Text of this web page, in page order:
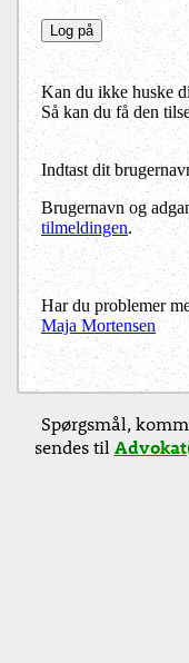
Kan du ikke huske
Så kan du få den
Indtast dit
Brugernavn og
tilmeldingen.
Har du problemer
Maja Mortensen
Spørgsmål,
sendes til